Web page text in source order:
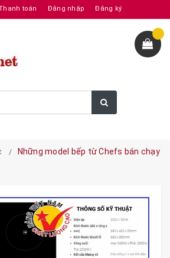
toán Đăng nhập Đăng ký
Những model bếp từ Chefs bán chạy